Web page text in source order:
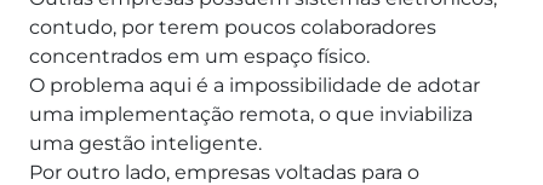
contudo, por terem poucos colaboradores
concentrados em um espaço físico.
O problema aqui é a impossibilidade de adotar
uma implementação remota, o que inviabiliza
uma gestão inteligente.
Por outro lado, empresas voltadas para o